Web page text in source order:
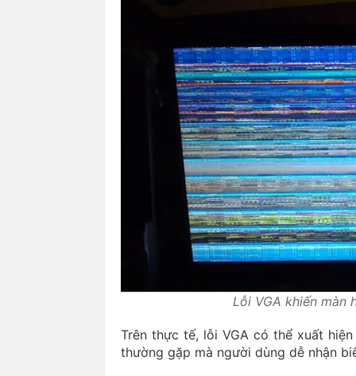
Lỗi VGA khiến màn
Trên thực tế, lỗi VGA có thể xuất
thường gặp mà người dùng dễ nhận